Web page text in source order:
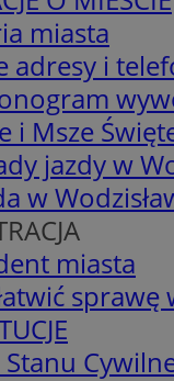
miasta
adresy i
i Msze
jazdy w
w
miasta